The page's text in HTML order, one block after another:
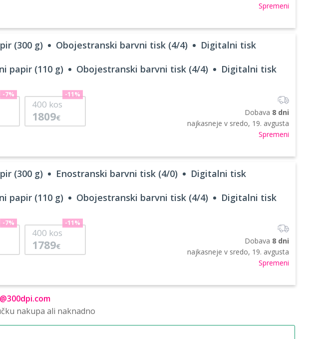
Spremeni
(300 g) Obojestranski barvni tisk (4/4) Digitalni tisk
papir (110 g) Obojestranski barvni tisk (4/4) Digitalni tisk
-7%
400 kos
1809€
-11%
Dobava 8 dni
najkasneje v sredo, 19. avgusta
Spremeni
(300 g) Enostranski barvni tisk (4/0) Digitalni tisk
papir (110 g) Obojestranski barvni tisk (4/4) Digitalni tisk
-7%
400 kos
1789€
-11%
Dobava 8 dni
najkasneje v sredo, 19. avgusta
Spremeni
nakupa ali naknadno